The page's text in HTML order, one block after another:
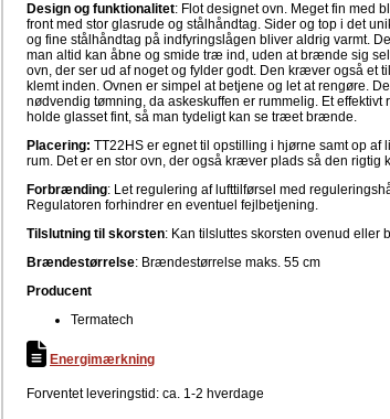
Design og funktionalitet: Flot designet ovn. Meget fin med
front med stor glasrude og stålhåndtag. Sider og top i det
og fine stålhåndtag på indfyringslågen bliver aldrig varmt.
man altid kan åbne og smide træ ind, uden at brænde sig
ovn, der ser ud af noget og fylder godt. Den kræver også et
klemt inden. Ovnen er simpel at betjene og let at rengøre.
nødvendig tømning, da askeskuffen er rummelig. Et effektivt
holde glasset fint, så man tydeligt kan se træet brænde.
Placering: TT22HS er egnet til opstilling i hjørne samt op
rum. Det er en stor ovn, der også kræver plads så den rigtig
Forbrænding: Let regulering af lufttilførsel med
Regulatoren forhindrer en eventuel fejlbetjening.
Tilslutning til skorsten: Kan tilsluttes skorsten ovenud eller
Brændestørrelse: Brændestørrelse maks. 55 cm
Producent
Termatech
Energimærkning
Forventet leveringstid: ca. 1-2 hverdage